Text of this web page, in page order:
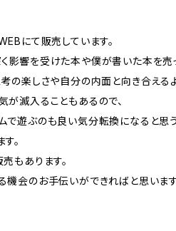
にて販売しています。
影響を受けた本や僕が書いた本を売っ
の楽しさや自分の内面と向き合える
滅入ることもあるので、
で遊ぶのも良い気分転換になると思う
。
もあります。
会のお手伝いができればと思います